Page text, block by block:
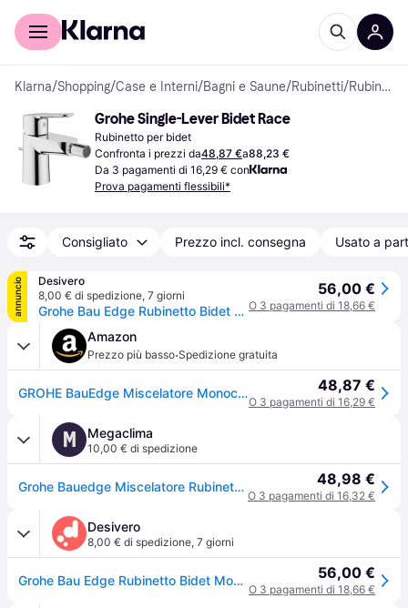
Per il tuo shopping
Klarna/Shopping/Case e Interni/Bagni e Saune/Rubinetti/ Rubinetti per bidet
Grohe Single-Lever Bidet Race
Rubinetto per bidet
Confronta i prezzi da48,87 €a88,23 €
Da 3 pagamenti di 16,29 € con
Prova pagamenti flessibili*
Consigliato Prezzo incl. consegna Usato a
annuncio
Desivero
8,00 € di spedizione, 7 giorni
Grohe Bau Edge Rubinetto Bidet Monoleva Codice Prod: 23331000
56,00 €
O 3 pagamenti di 18,66 €
Amazon
Prezzo più basso·Spedizione gratuita
GROHE BauEdge Miscelatore Monocomando per Bidet, Cromo 23331000 48,87 €
O 3 pagamenti di 16,29 €
M Megaclima
10,00 € di spedizione
Grohe Bauedge Miscelatore Rubinetto Monocomando StarLight Cromo in Metallo per Bidet 23331000 48,98 €
O 3 pagamenti di 16,32 €
Desivero
8,00 € di spedizione, 7 giorni
Grohe Bau Edge Rubinetto Bidet Monoleva Codice Prod: 23331000 56,00 €
O 3 pagamenti di 18,66 €